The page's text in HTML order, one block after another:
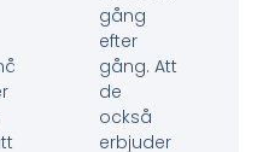
gång
efter
gång. Att
de
också
erbjuder